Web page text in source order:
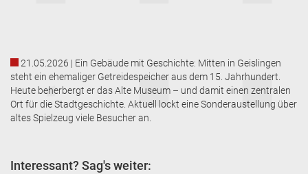
21.05.2026 | Ein Gebäude mit Geschichte: Mitten in Geislingen
steht ein ehemaliger Getreidespeicher aus dem 15. Jahrhundert.
Heute beherbergt er das Alte Museum – und damit einen zentralen
Ort für die Stadtgeschichte. Aktuell lockt eine Sonderaustellung über
altes Spielzeug viele Besucher an.
Interessant? Sag's weiter: